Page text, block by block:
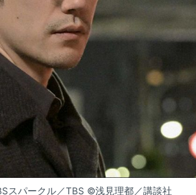
スパークル／TBS ©浅見理都／講談社